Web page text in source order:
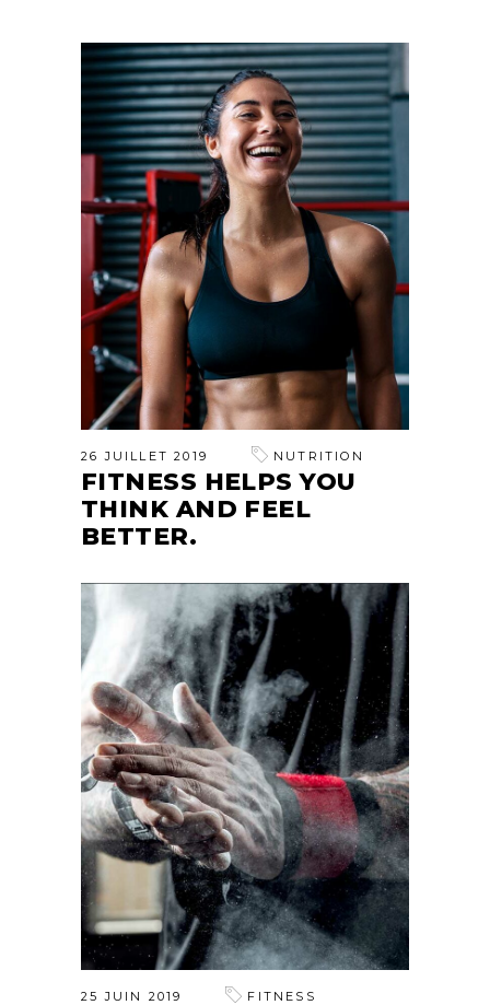
26 JUILLET 2019 NUTRITION
FITNESS HELPS YOU
THINK AND FEEL
BETTER.
25 JUIN 2019 FITNESS